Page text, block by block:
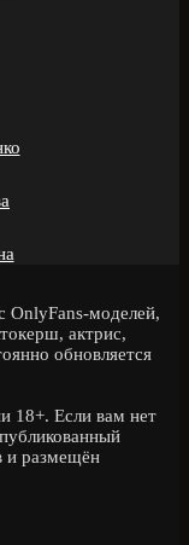
моделей,
актрис,
обновляется
18+. Если вам нет
и размещён